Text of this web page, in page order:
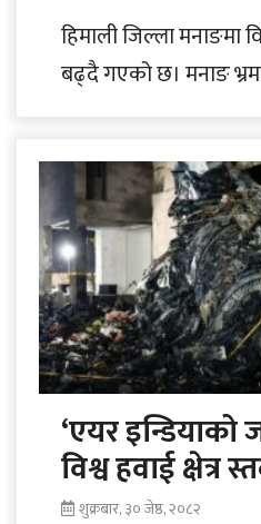
हिमाली जिल्ला
बढ्दै गएको छ। मनाङ
‘एयर इन्डियाको
विश्व हवाई क्षेत्र
शुक्रबार, ३० जेष्ठ, २०८२